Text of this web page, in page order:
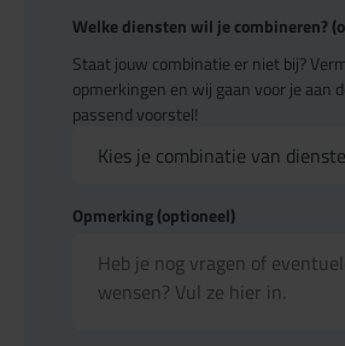
Welke diensten wil je combineren?
Staat jouw combinatie er niet bij?
opmerkingen en wij gaan voor je aan
passend voorstel!
Opmerking (optioneel)